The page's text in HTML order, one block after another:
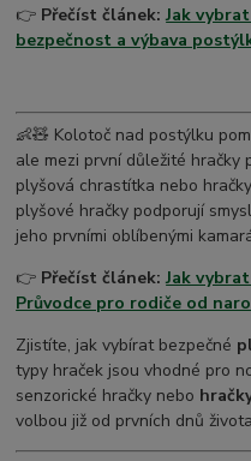
👉 Přečíst článek:Jak
bezpečnost a výbava
👶🧸 Kolotoč nad postýlku
ale mezi první důležité hračky
plyšová chrastítka nebo
plyšové hračky podporují
jeho prvními oblíbenými
👉 Přečíst článek:Jak
Průvodce pro rodiče od
Zjistíte, jak vybírat bezpečné
typy hraček jsou vhodné pro
senzorické hračky nebo
volbou již od prvních dnů